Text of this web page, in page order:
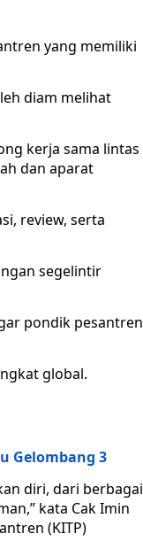
yang memiliki
diam melihat
kerja sama lintas
dan aparat
review, serta
segelintir
pondik pesantren
global.
Gelombang 3
diri, dari berbagai
kata Cak Imin
(KITP)